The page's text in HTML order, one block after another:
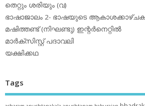
തെറ്റും ശരിയും (വ)
ഭാഷാജാലം 2- ഭാഷയുടെ
മഷിത്തണ്ട് (നിഘണ്ടു) ഇന്റര്‍നെറ്റില്‍
മാര്‍ക്‌സിസ്റ്റ് പദാവലി
യക്ഷിക്കഥ
Tags